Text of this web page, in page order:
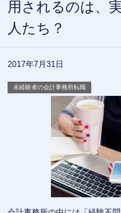
用されるのは、
人たち？
2017年7月31日
未経験者の会計事務所転職